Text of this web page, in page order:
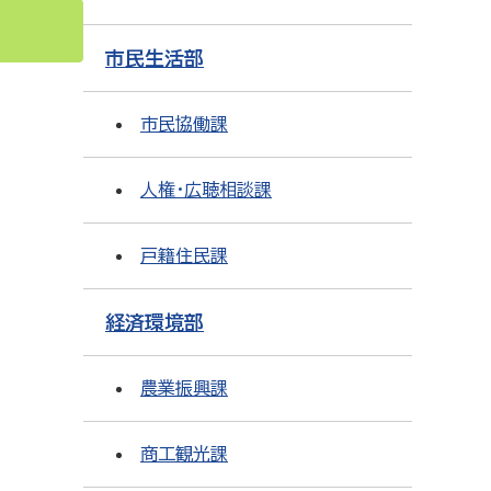
市民生活部
市民協働課
人権・広聴相談課
戸籍住民課
経済環境部
農業振興課
商工観光課